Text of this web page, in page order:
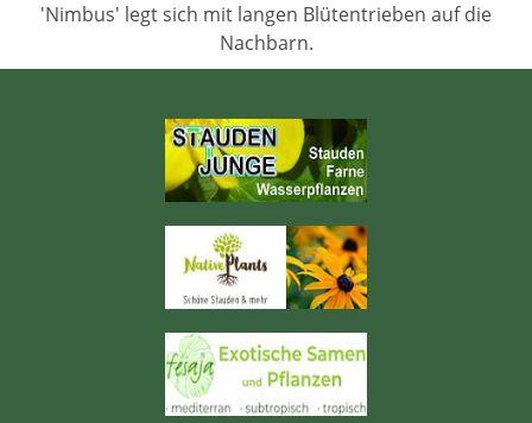
'Nimbus' legt sich mit langen Blütentrieben auf die
Nachbarn.